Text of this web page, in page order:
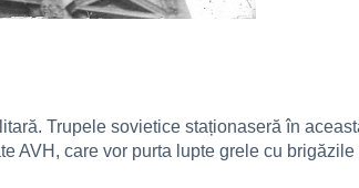
Trupele sovietice staționaseră în
AVH, care vor purta lupte grele cu